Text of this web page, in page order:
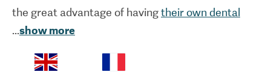
the great advantage of havingtheir own dental
lab.
The doctors at DentGroup provide very
...show more